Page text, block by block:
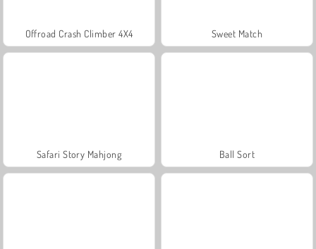
Offroad Crash Climber 4X4 Sweet Match
Safari Story Mahjong Ball Sort